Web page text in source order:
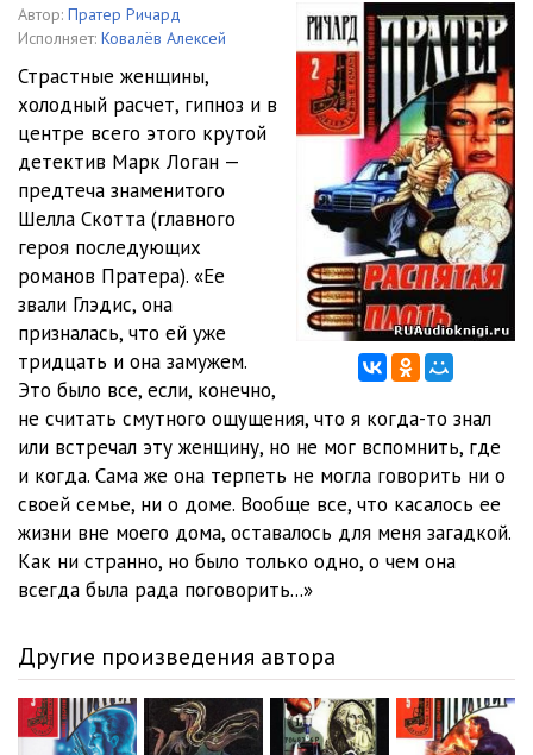
006_Ploty 08:22
08:13
008_Ploty 08:07
009_Ploty 08:19
010_Ploty 08:04
011_Ploty 08:11
012_Ploty 08:09
013_Ploty 08:06
014_Ploty
015_Ploty 08:28
016_Ploty 08:04
017_Ploty 08:11
018_Ploty
020_Ploty 08:02
021_Ploty 08:21
Автор: Пратер Ричард
Исполняет: Ковалёв Алексей
Страстные женщины,
холодный расчет, гипноз и в
центре всего этого крутой
детектив Марк Логан —
предтеча знаменитого
Шелла Скотта (главного
героя последующих
романов Пратера). «Ее
звали Глэдис, она
призналась, что ей уже
тридцать и она замужем.
Это было все, если, конечно,
не считать смутного ощущения, что я когда-то знал
или встречал эту женщину, но не мог вспомнить, где
и когда. Сама же она терпеть не могла говорить ни о
своей семье, ни о доме. Вообще все, что касалось ее
жизни вне моего дома, оставалось для меня загадкой.
Как ни странно, но было только одно, о чем она
всегда была рада поговорить...»
Другие произведения автора